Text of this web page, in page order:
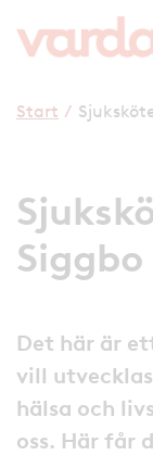
Start /
Siggbo
Det här är
vill
hälsa och
oss. Här får